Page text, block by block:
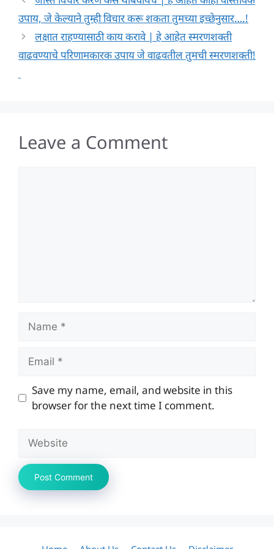
उपाय, जे केल्याने तुम्ही विचार करू शकता तुमच्या इच्छेनुसार….!
लक्षात राहण्यासाठी काय करावे | हे आहेत स्मरणशक्ती
वाढवण्याचे परिणामकारक उपाय जे वाढवतील तुमची स्मरणशक्ती!
Leave a Comment
Name
Email
Save my name, email, and website in this
browser for the next time I comment.
Website